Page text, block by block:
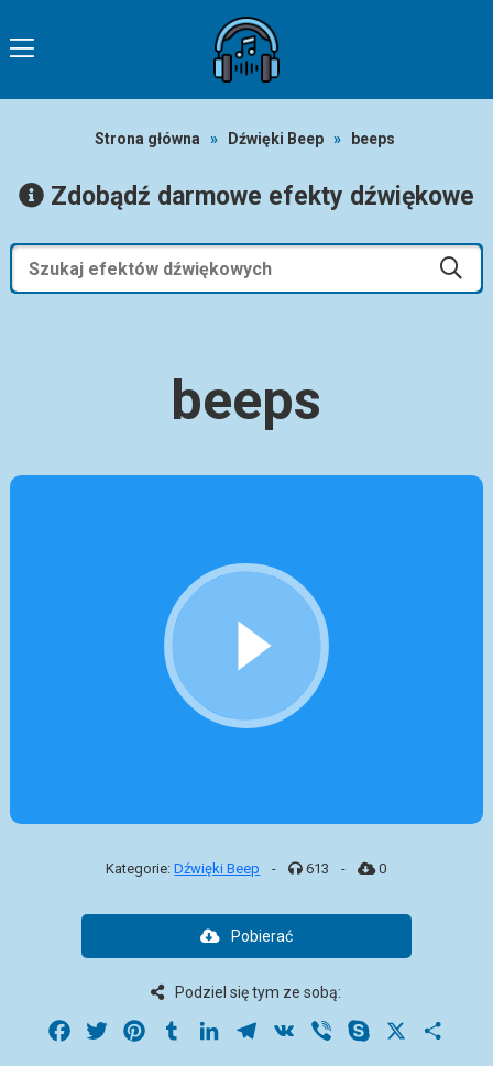
Strona główna » Dźwięki Beep » beeps
Zdobądź darmowe efekty dźwiękowe
beeps
Kategorie:Dźwięki Beep - 613 - 0
Pobierać
Podziel się tym ze sobą:
Facebook
Twitter PinterestTumblrLinkedInTelegram
VK Viber Skype